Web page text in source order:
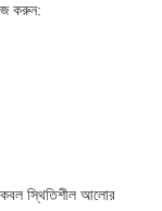
করুন:
স্থিতিশীল আলোর